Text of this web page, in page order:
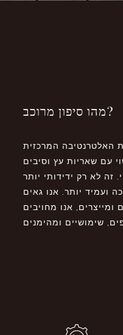
מהו סיפון מרוכב?
האלטרנטיבה המרכזית
עם שאריות עץ וסיבים
לא רק ידידותי יותר
ועמיד יותר. אנו גאים
אנו מחויבים